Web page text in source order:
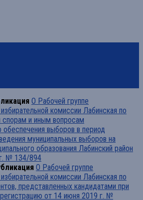
О Рабочей группе
комиссии Лабинская по
и иным вопросам
обеспечения выборов в период
муниципальных выборов на
образования Лабинский район
№ 134/894
О Рабочей группе
комиссии Лабинская по
представленных кандидатами при
от 14 июня 2019 г. №